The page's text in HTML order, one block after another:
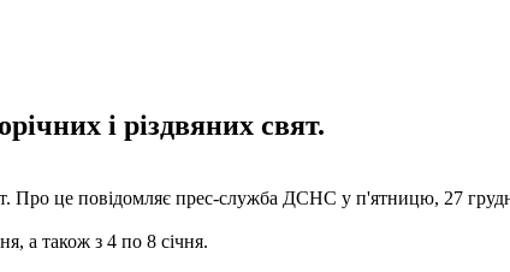
і різдвяних свят.
Про це повідомляє прес-служба ДСНС у п'ятницю, 27
а також з 4 по 8 січня.